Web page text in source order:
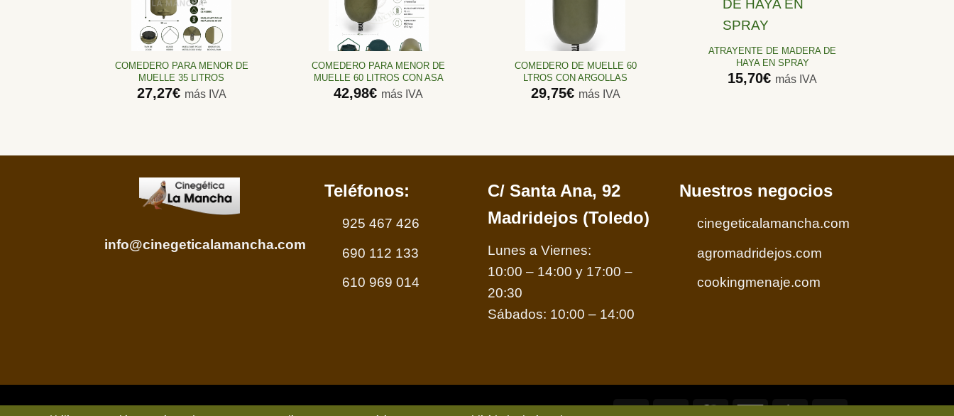
Añadir
a la
lista de
deseos
COMEDERO PARA MENOR DE
MUELLE 35 LITROS
27,27€ más IVA
Añadir
a la
lista de
deseos
COMEDERO PARA MENOR DE
MUELLE 60 LITROS CON ASA
42,98€ más IVA
Añadir
a la
lista de
deseos
COMEDERO DE MUELLE 60
LTROS CON ARGOLLAS
29,75€ más IVA
Añadir
deseos
ATRAYENTE DE MADERA DE
HAYA EN SPRAY
15,70€ más IVA
info@cinegeticalamancha.com
Teléfonos:
925 467 426
690 112 133
610 969 014
C/ Santa Ana, 92
Madridejos (Toledo)
Lunes a Viernes:
10:00 – 14:00 y 17:00 –
20:30
Sábados: 10:00 – 14:00
Nuestros negocios
cinegeticalamancha.com
agromadridejos.com
cookingmenaje.com
Visa PayPalMasterCardAmericanCredit Visa